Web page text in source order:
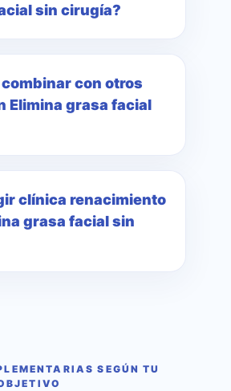
sin cirugía?
con otros
Elimina grasa facial
clínica renacimiento
grasa facial sin
SEGÚN TU